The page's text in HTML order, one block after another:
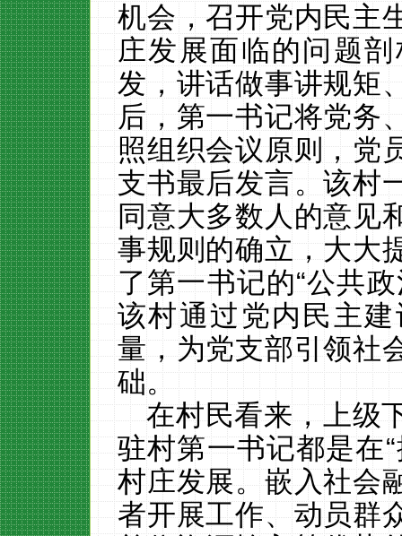
机会，召开党内民主
庄发展面临的问题
发，讲话做事讲规矩
后，第一书记将党务
照组织会议原则，党
支书最后发言。该村
同意大多数人的意见
事规则的确立，大大
了第一书记的“公共
该村通过党内民主
量，为党支部引领社
础。
在村民看来，上级
驻村第一书记都是在
村庄发展。嵌入社会
者开展工作、动员群